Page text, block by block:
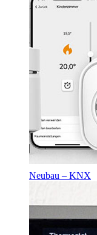
Neubau – KNX